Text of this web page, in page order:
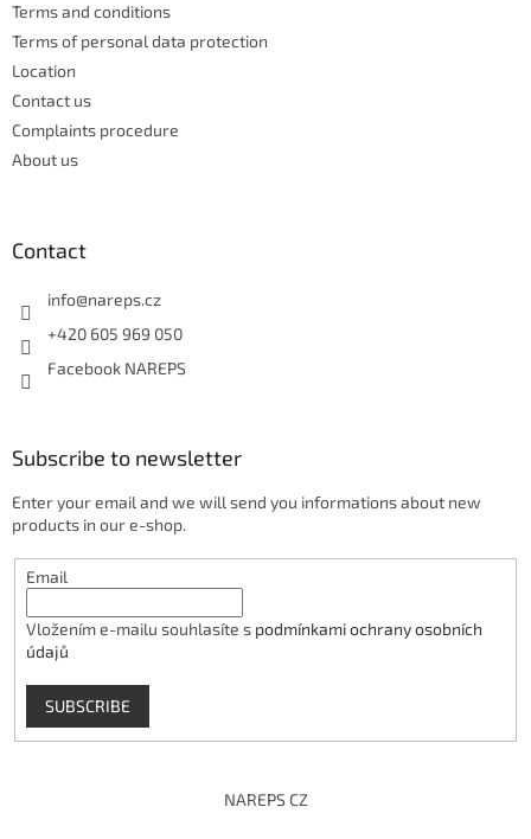
t
Terms and conditions
Terms of personal data protection
Location
Contact us
Complaints procedure
About us
Contact
info@nareps.cz
+420 605 969 050
Facebook NAREPS
Subscribe to newsletter
Enter your email and we will send you informations about new
products in our e-shop.
Email
Vložením e-mailu souhlasíte s podmínkami ochrany osobních
údajů
SUBSCRIBE
NAREPS CZ